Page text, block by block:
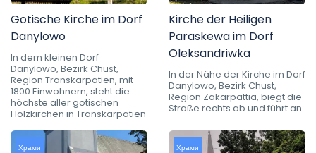
Gotische Kirche im Dorf
Danylowo
In dem kleinen Dorf
Danylowo, Bezirk Chust,
Region Transkarpatien, mit
1800 Einwohnern, steht die
höchste aller gotischen
Holzkirchen in Transkarpatien
Kirche der Heiligen
Paraskewa im Dorf
Oleksandriwka
In der Nähe der Kirche im Dorf
Danylowo, Bezirk Chust,
Region Zakarpattia, biegt die
Straße rechts ab und führt an
Храми Храми